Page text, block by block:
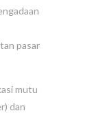
pasar
mutu
dan